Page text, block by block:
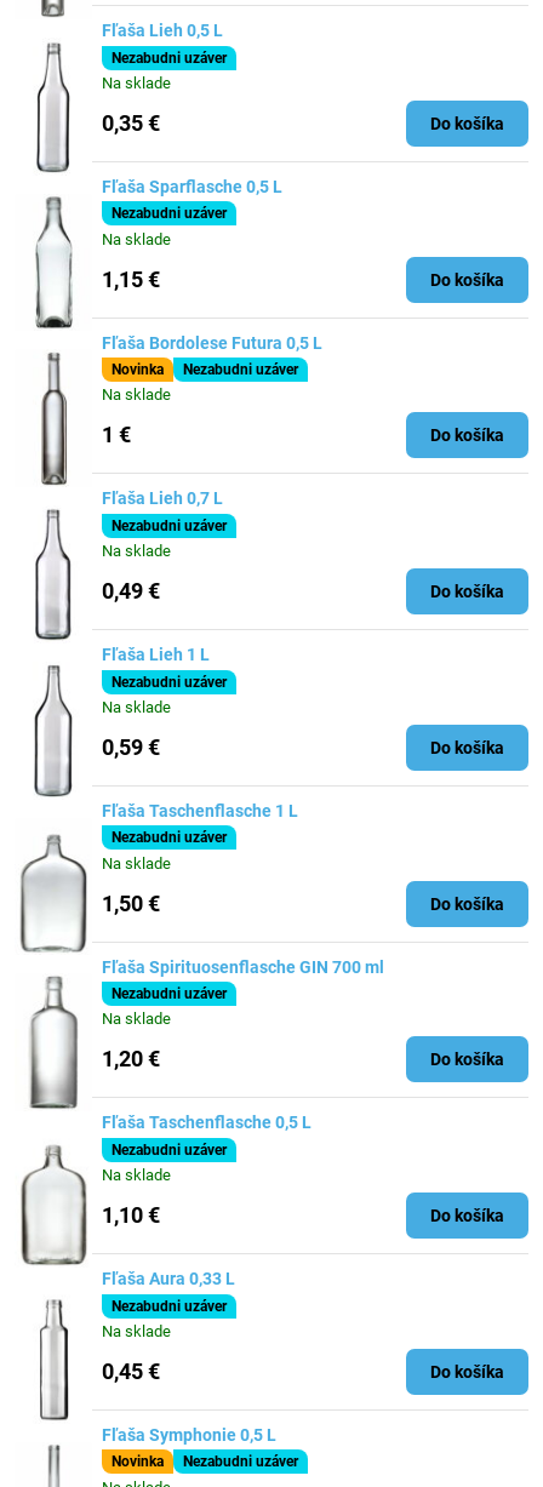
Fľaša Lieh 0,5 L
Nezabudni uzáver
Na sklade
0,35 € Do košíka
Fľaša Sparflasche 0,5 L
Nezabudni uzáver
Na sklade
1,15 € Do košíka
Fľaša Bordolese Futura 0,5 L
Novinka Nezabudni uzáver
Na sklade
1 € Do košíka
Fľaša Lieh 0,7 L
Nezabudni uzáver
Na sklade
0,49 € Do košíka
Fľaša Lieh 1 L
Nezabudni uzáver
Na sklade
0,59 € Do košíka
Fľaša Taschenflasche 1 L
Nezabudni uzáver
Na sklade
1,50 € Do košíka
Fľaša Spirituosenflasche GIN 700 ml
Nezabudni uzáver
Na sklade
1,20 € Do košíka
Fľaša Taschenflasche 0,5 L
Nezabudni uzáver
Na sklade
1,10 € Do košíka
Fľaša Aura 0,33 L
Nezabudni uzáver
Na sklade
0,45 € Do košíka
Fľaša Symphonie 0,5 L
Novinka Nezabudni uzáver